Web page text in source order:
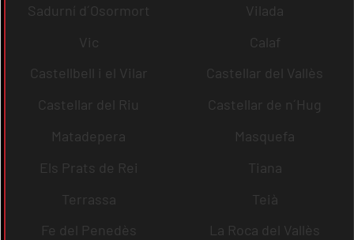
Sadurní d´Osormort
Vilada
Vic
Calaf
Castellbell i el Vilar
Castellar del Vallès
Castellar del Riu
Castellar de n´Hug
Matadepera
Masquefa
Els Prats de Rei
Tiana
Terrassa
Teià
Fe del Penedès
La Roca del Vallès